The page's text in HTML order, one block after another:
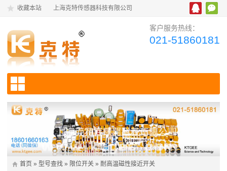
收藏本站 上海克特传感器科技有限公司
客户服务热线：
021-51860181
首页 » 型号查找 » 限位开关 » 耐高温磁性接近开关